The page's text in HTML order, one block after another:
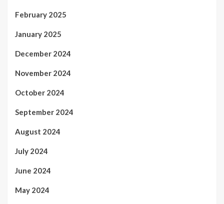
February 2025
January 2025
December 2024
November 2024
October 2024
September 2024
August 2024
July 2024
June 2024
May 2024